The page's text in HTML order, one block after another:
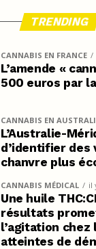
TRENDING
CANNABIS EN FRANCE
L’amende «
500 euros par
CANNABIS EN
L’Australie-
d’identifier des
chanvre plus
CANNABIS MÉDICAL il
Une huile
résultats
l’agitation chez
atteintes de